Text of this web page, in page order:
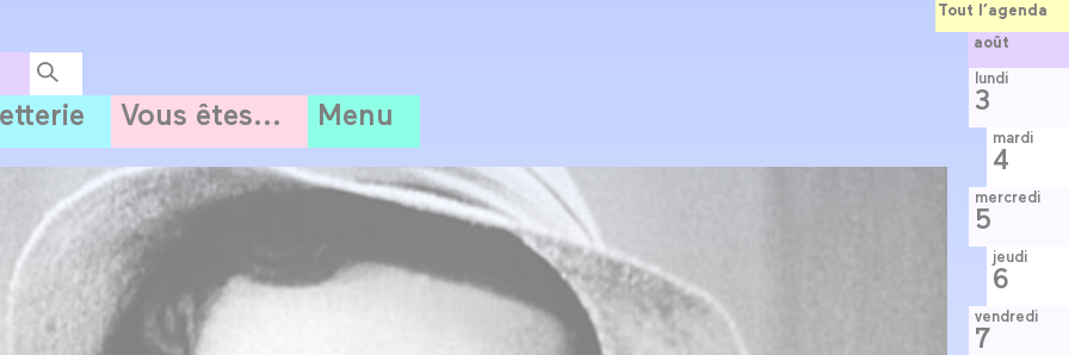
Vous êtes... Menu
Tout l’agenda
août
lundi
3
mardi
4
mercredi
5
jeudi
6
vendredi
7